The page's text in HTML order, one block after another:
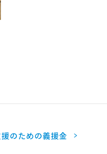
のための義援金